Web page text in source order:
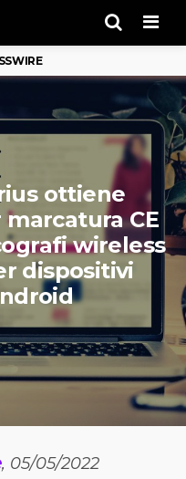
ottiene
CE
wireless
dispositivi
, 05/05/2022